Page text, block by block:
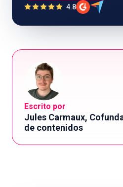
4.8
Escrito por
Jules Carmaux,
de contenidos